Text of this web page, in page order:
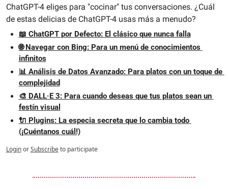
ChatGPT-4 eliges para "cocinar" tus conversaciones. ¿Cuál
de estas delicias de ChatGPT-4 usas más a menudo?
📖 ChatGPT por Defecto: El clásico que nunca falla
🌐 Navegar con Bing: Para un menú de conocimientos
infinitos
📊 Análisis de Datos Avanzado: Para platos con un toque de
complejidad
🎨 DALL·E 3: Para cuando deseas que tus platos sean un
festín visual
🔌 Plugins: La especia secreta que lo cambia todo
(¡Cuéntanos cuál!)
Login or Subscribe to participate